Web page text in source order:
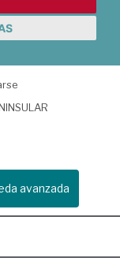
avanzada